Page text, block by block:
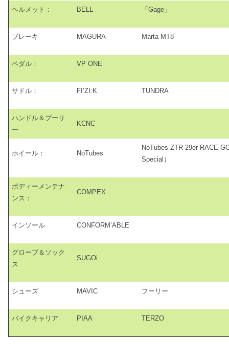
ヘルメット： BELL 「Gage」
ブレーキ MAGURA Marta MT8
ペダル： VP ONE
サドル： FI’ZI:K TUNDRA
ハンドル＆プーリ
ー
KCNC
ホイール： NoTubes
NoTubes ZTR 29er RACE
Special）
ボディーメンテナ
ンス：
COMPEX
インソール CONFORM’ABLE
グローブ＆ソック
ス
SUGOi
シューズ MAVIC フーリー
バイクキャリア PIAA TERZO